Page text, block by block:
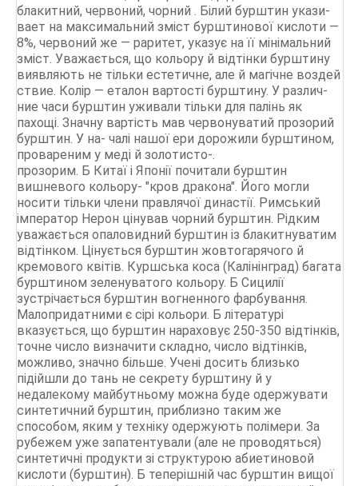
блакитний, червоний, чорний . Білий бурштин укази-
вает на максимальний зміст бурштинової кислоти —
8%, червоний же — раритет, указує на її мінімальний
зміст. Уважається, що кольору й відтінки бурштину
виявляють не тільки естетичне, але й магічне воздей
ствие. Колір — еталон вартості бурштину. У различ-
ние часи бурштин уживали тільки для палінь як
пахощі. Значну вартість мав червонуватий прозорий
бурштин. У на- чалі нашої ери дорожили бурштином,
провареним у меді й золотисто-.
прозорим. Б Китаї і Японії почитали бурштин
вишневого кольору- "кров дракона". Його могли
носити тільки члени правлячої династії. Римський
імператор Нерон цінував чорний бурштин. Рідким
уважається опаловидний бурштин із блакитнуватим
відтінком. Цінується бурштин жовтогарячого й
кремового квітів. Куршська коса (Калінінград) багата
бурштином зеленуватого кольору. Б Сицилії
зустрічається бурштин вогненного фарбування.
Малопридатними є сірі кольори. Б літературі
вказується, що бурштин нараховує 250-350 відтінків,
точне число визначити складно, число відтінків,
можливо, значно більше. Учені досить близько
підійшли до тань не секрету бурштину й у
недалекому майбутньому можна буде одержувати
синтетичний бурштин, приблизно таким же
способом, яким у техніку одержують полімери. За
рубежем уже запатентували (але не проводяться)
синтетичні продукти зі структурою абиетиновой
кислоти (бурштин). Б теперішній час бурштин вищої